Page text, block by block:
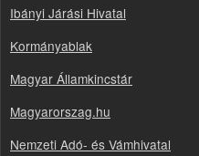
Ibányi Járási Hivatal
Kormányablak
Magyar Államkincstár
Magyarorszag.hu
Nemzeti Adó- és Vámhivatal